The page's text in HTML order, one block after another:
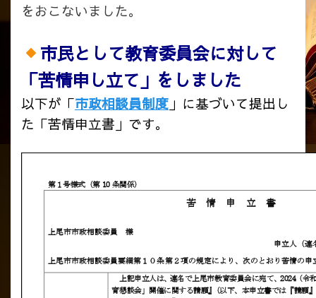
をおこないました。
市民として教育委員会に対して
「苦情申し立て」をしました
以下が「市政相談員制度 」に基づいて提出し
た「苦情申立書」です。